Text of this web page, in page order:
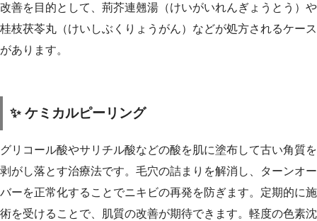
改善を目的として、荊芥連翹湯（けいがいれんぎょうとう）や
桂枝茯苓丸（けいしぶくりょうがん）などが処方されるケース
があります。
✨ ケミカルピーリング
グリコール酸やサリチル酸などの酸を肌に塗布して古い角質を
剥がし落とす治療法です。毛穴の詰まりを解消し、ターンオー
バーを正常化することでニキビの再発を防ぎます。定期的に施
術を受けることで、肌質の改善が期待できます。軽度の色素沈